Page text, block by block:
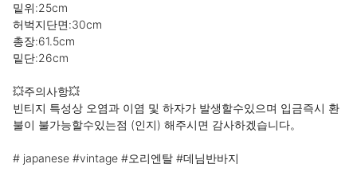
밑위:25cm
허벅지단면:30cm
총장:61.5cm
밑단:26cm
💥주의사항💥
빈티지 특성상 오염과 이염 및 하자가 발생할수있으며 입금즉시 환
불이 불가능할수있는점 (인지) 해주시면 감사하겠습니다。
# japanese #vintage #오리엔탈 #데님반바지